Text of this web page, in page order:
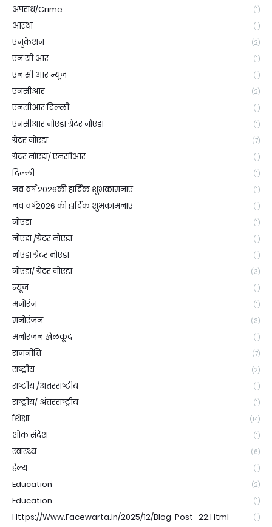
अपराध/Crime (1)
आस्था (1)
एजुकेशन (2)
एन सी आर (1)
एन सी आर न्यूज (1)
एनसीआर (2)
एनसीआर दिल्ली (1)
एनसीआर नोएडा ग्रेटर नोएडा (1)
ग्रेटर नोएडा (7)
ग्रेटर नोएडा/ एनसीआर (1)
दिल्ली (1)
नव वर्ष 2026की हार्दिक शुभकामनाएं (1)
नव वर्ष2026 की हार्दिक शुभकामनाएं (1)
नोएडा (1)
नोएडा /ग्रेटर नोएडा (1)
नोएडा ग्रेटर नोएडा (1)
नोएडा/ ग्रेटर नोएडा (3)
न्यूज (1)
मनोरंज (1)
मनोरंजन (3)
मनोरंजन खेलकूद (1)
राजनीति (7)
राष्ट्रीय (2)
राष्ट्रीय /अंतरराष्ट्रीय (1)
राष्ट्रीय/ अंतरराष्ट्रीय (1)
शिक्षा (14)
शोक संदेश (1)
स्वास्थ्य (6)
हेल्थ (1)
Education (2)
Education (1)
Https://www.facewarta.in/2025/12/blog-Post_22.html (1)